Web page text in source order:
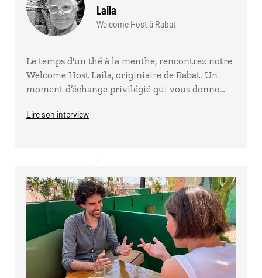
Laila
Welcome Host à Rabat
Le temps d'un thé à la menthe, rencontrez notre
Welcome Host Laila, originiaire de Rabat. Un
moment d’échange privilégié qui vous donne…
Lire son interview